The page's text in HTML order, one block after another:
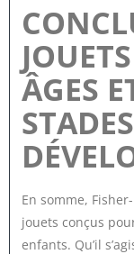
ÂGES
En somme,
jouets conçus
enfants. Qu’il